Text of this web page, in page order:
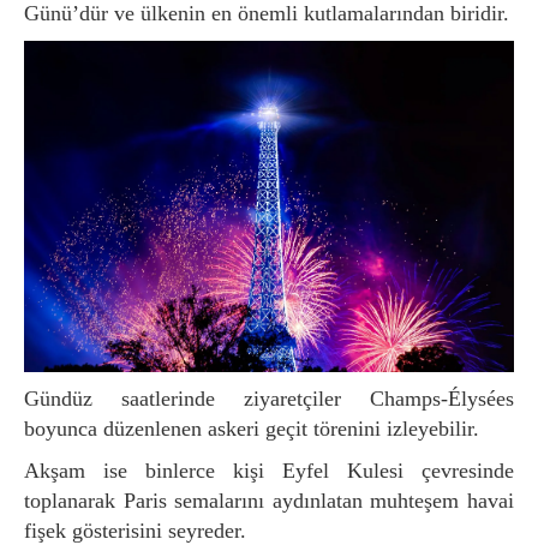
Günü’dür ve ülkenin en önemli kutlamalarından biridir.
Gündüz saatlerinde ziyaretçiler Champs-Élysées
boyunca düzenlenen askeri geçit törenini izleyebilir.
Akşam ise binlerce kişi Eyfel Kulesi çevresinde
toplanarak Paris semalarını aydınlatan muhteşem havai
fişek gösterisini seyreder.